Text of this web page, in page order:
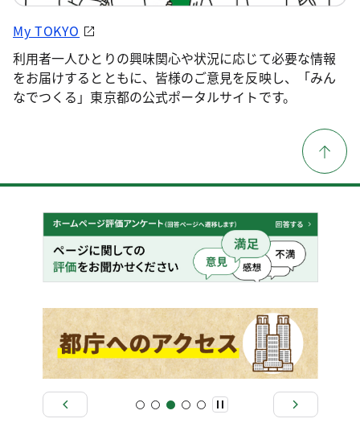
My TOKYO
利用者一人ひとりの興味関心や状況に応じて必要な情報
をお届けするとともに、皆様のご意見を反映し、「みん
なでつくる」東京都の公式ポータルサイトです。